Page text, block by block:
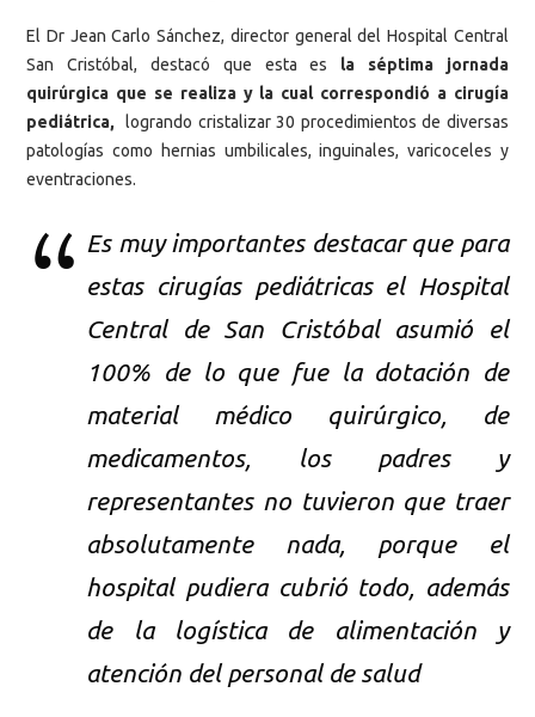
El Dr Jean Carlo Sánchez, director general del Hospital Central
San Cristóbal, destacó que esta es la séptima jornada
quirúrgica que se realiza y la cual correspondió a cirugía
pediátrica, logrando cristalizar 30 procedimientos de diversas
patologías como hernias umbilicales, inguinales, varicoceles y
eventraciones.
Es muy importantes destacar que para
estas cirugías pediátricas el Hospital
Central de San Cristóbal asumió el
100% de lo que fue la dotación de
material médico quirúrgico, de
medicamentos, los padres y
representantes no tuvieron que traer
absolutamente nada, porque el
hospital pudiera cubrió todo, además
de la logística de alimentación y
atención del personal de salud